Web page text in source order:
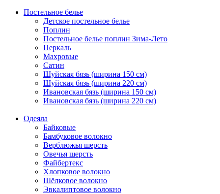
Постельное белье
Детское постельное белье
Поплин
Постельное белье поплин Зима-Лето
Перкаль
Махровые
Сатин
Шуйская бязь (ширина 150 см)
Шуйская бязь (ширина 220 см)
Ивановская бязь (ширина 150 см)
Ивановская бязь (ширина 220 см)
Одеяла
Байковые
Бамбуковое волокно
Верблюжья шерсть
Овечья шерсть
Файбертекс
Хлопковое волокно
Шёлковое волокно
Эвкалиптовое волокно